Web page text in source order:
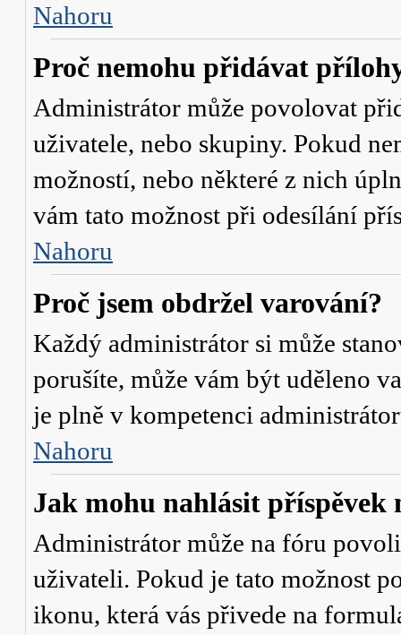
Nahoru
Proč nemohu přidávat
Administrátor může povolovat
uživatele, nebo skupiny. Pokud
možností, nebo některé z nich
vám tato možnost při odesílání
Nahoru
Proč jsem obdržel varování?
Každý administrátor si může
porušíte, může vám být uděleno
je plně v kompetenci
Nahoru
Jak mohu nahlásit příspěvek
Administrátor může na fóru
uživateli. Pokud je tato možnost
ikonu, která vás přivede na